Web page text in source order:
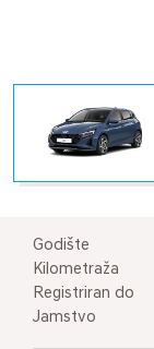
Godište
Kilometraža
Registriran do
Jamstvo